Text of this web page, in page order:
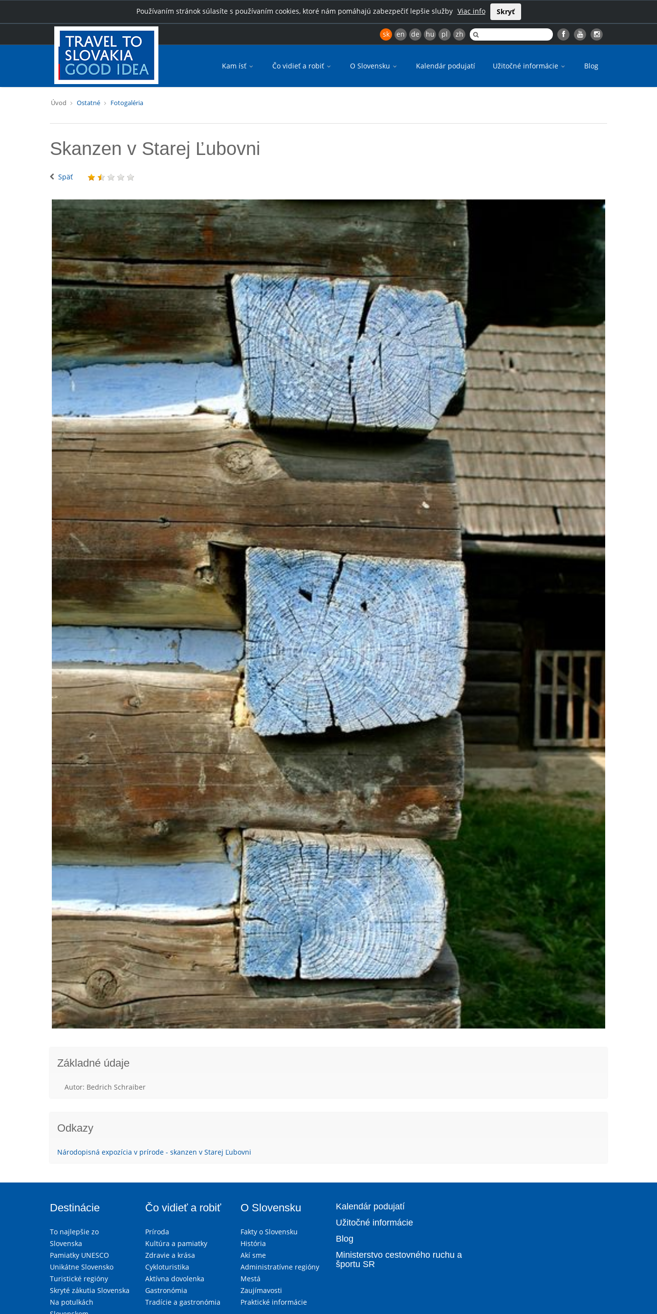
Používaním stránok súlasíte s používaním cookies, ktoré nám pomáhajú zabezpečiť lepšie služby Viac info Skryť
sk en de hu pl zh
Kam ísť Čo vidieť a robiť O Slovensku Kalendár podujatí Užitočné informácie Blog
Úvod Ostatné Fotogaléria
Skanzen v Starej Ľubovni
Späť
Základné údaje
Autor: Bedrich Schraiber
Odkazy
Národopisná expozícia v prírode - skanzen v Starej Ľubovni
Destinácie
To najlepšie zo
Slovenska
Pamiatky UNESCO
Unikátne Slovensko
Turistické regióny
Skryté zákutia Slovenska
Na potulkách
Čo vidieť a robiť
Príroda
Kultúra a pamiatky
Zdravie a krása
Cykloturistika
Aktívna dovolenka
Gastronómia
Tradície a gastronómia
O Slovensku
Fakty o Slovensku
História
Akí sme
Administratívne regióny
Mestá
Zaujímavosti
Praktické informácie
Kalendár podujatí
Užitočné informácie
Blog
Ministerstvo cestovného ruchu a
športu SR